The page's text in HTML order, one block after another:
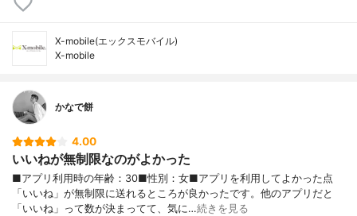
X-mobile(エックスモバイル)
X-mobile
かなで餅
4.00
いいねが無制限なのがよかった
■アプリ利用時の年齢：30■性別：女■アプリを利用してよかった点
「いいね」が無制限に送れるところが良かったです。他のアプリだと
「いいね」って数が決まってて、気に…続きを見る